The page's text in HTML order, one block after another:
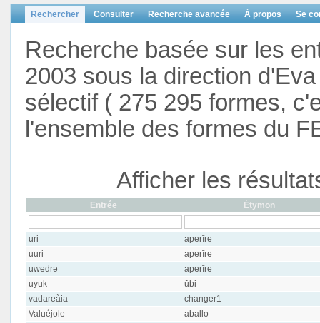
Rechercher Consulter Recherche avancée À propos Se
Recherche basée sur les
2003 sous la direction
sélectif ( 275 295 formes,
l'ensemble des formes du
Afficher les
Entrée Étymon
uri
aperīre
uuri
aperīre
uwedrə
aperīre
uyuk
ŭbi
vadareàia
changer1
Valuéjole
aballo